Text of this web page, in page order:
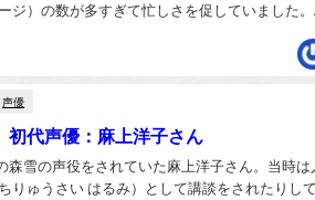
ジ）の数が多すぎて忙しさを促していました。
声優
初代声優：麻上洋子さん
森雪の声役をされていた麻上洋子さん。当時は
りゅうさい はるみ）として講談をされたりし